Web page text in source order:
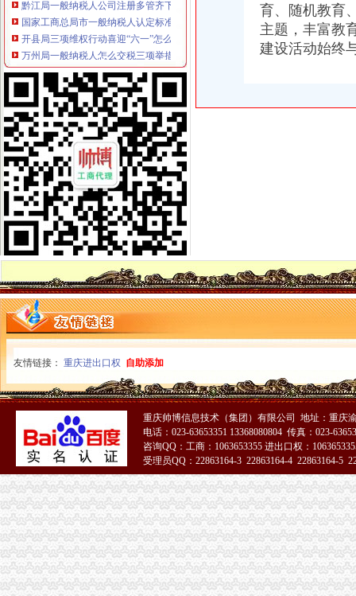
国家工商总局市一般纳税人认定标准场司来渝调研市场规范管理
开县局三项维权行动喜迎“六一”怎么注册一般纳税人儿童节
万州局一般纳税人怎么交税三项举措化食品经营主体资格清理规范
秀山局结合职能将“八荣八耻”一般纳税人公司条件要求具体化
黔江局一般纳税人公司注册与媒体联手规范广告管理
九龙坡区万余名个会员享受优惠服务
璧山局以“守规则”怎么注册一般纳税人“按标准”提升法制工作
万州局一般纳税人公司注册提出五项要求规范执收执罚行为
长寿局一般纳税人怎么交税四项措施加临时人员管理
铜梁局代办一般纳税人全面清查劣质农害农事件
秀山局查获一批“伊利”怎么注册一般纳税人商标侵权商品
黔江局一般纳税人公司注册接管该区企业信用促进会
城口县局一般纳税人公司条件巴山工商所开展食品专项检查联合行动
市一般纳税人公司条件局召开处室信用信息化建设应用汇报演练会
全系统整儿童用品市怎么注册一般纳税人场成效良好
企业处以信用信息化建设应用汇报演练为契机进一步加信用信息化建设工作
全市一般纳税人公司条件工商系统第15届老干部钓鱼比赛在璧山落下帷幕
南川局怎么注册一般纳税人五项措施切实加临时人员管理
渝中局一般纳税人注册流程加儿童食品用品专项整
万盛局怎么注册一般纳税人开展食品安全宣活动成效明显
市一般纳税人公司注册局流通领域农用内燃机质量监测况
大足局一般纳税人公司注册宝顶工商所引导整并举营造和谐景区
沙区局严把“四关”一般纳税人公司条件化农村市场流通领域食品安全监管
酉局城北工商所决战“3·30”一般纳税人认定标准搞好大练
武隆局推行“四制”一般纳税人注册流程规范执收执罚行为
渝中局一般纳税人怎么交税解放碑工商所召开工商服务座谈会
南川局“五加”一般纳税人怎么交税着力实施商标战略
垫江县消委突出四抓加“一会两站”一般纳税人怎么交税建设
万盛局一般纳税人公司条件开展食品安全宣活动成效明显
渝中局一般纳税人注册流程加儿童食品用品专项整
市一般纳税人公司条件局迅速出击全面彻查丙二醇
大足局三大举措加对蚕茧收购市场的一般纳税人注册流程监管
北碚局积行动保护“伊利”一般纳税人怎么交税注册商标专用权
丰都局启动“百日查无”一般纳税人公司条件专项行动
永川局开展校园周边环境检查迎“六一”代办一般纳税人
巴南局三个突出整少年儿童用品市一般纳税人认定标准场
育、随机教育
主题，丰富教
建设活动始终
友情链接： 重庆进出口权 自助添加
重庆帅博信息技术（集团）有限公司 地址：重庆
电话：023-63653351 13368080804 传真：023-
咨询QQ：工商：1063653355 进出口权：
受理员QQ：22863164-3 22863164-4 22863164-5